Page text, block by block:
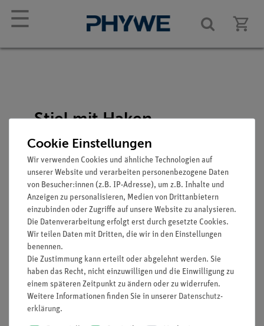
☰
Stiel mit Haken
Artikel-Nr.: 02051-00
Funktion und Verwendung
Zum Aufhängen großer Lasten.
Ausstattung und technische
Daten
Cookie Einstellungen
Wir verwenden Cookies und ähnliche Technologien auf
unserer Website und verarbeiten personenbezogene Daten
von Besucher:innen (z.B. IP-Adresse), um z.B. Inhalte und
Anzeigen zu personalisieren, Medien von Drittanbietern
einzubinden oder Zugriffe auf unsere Website zu analysieren.
Die Datenverarbeitung erfolgt erst durch gesetzte Cookies.
Wir teilen Daten mit Dritten, die wir in den Einstellungen
benennen.
Die Zustimmung kann erteilt oder abgelehnt werden. Sie
haben das Recht, nicht einzuwilligen und die Einwilligung zu
einem späteren Zeitpunkt zu ändern oder zu widerrufen.
Weitere Informationen finden Sie in unserer Daten­schutz­
erklärung.